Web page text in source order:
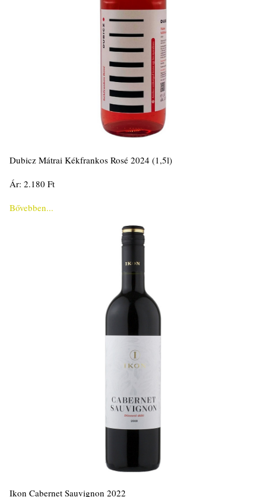
Dubicz Mátrai Kékfrankos Rosé 2024 (1,5l)
Ár: 2.180 Ft
Bővebben...
Ikon Cabernet Sauvignon 2022